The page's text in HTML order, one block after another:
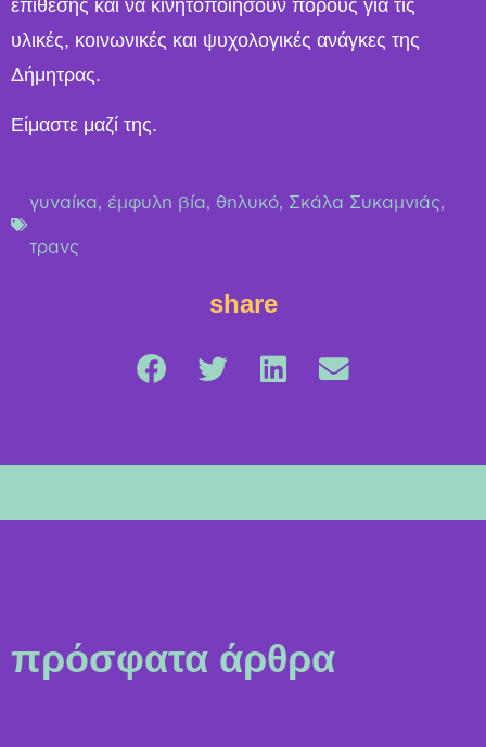
επίθεσης και να κινητοποιήσουν πόρους για τις
υλικές, κοινωνικές και ψυχολογικές ανάγκες της
Δήμητρας.
Είμαστε μαζί της.
γυναίκα έμφυλη βία θηλυκό Σκάλα Συκαμνιάς
τρανς
share
πρόσφατα άρθρα